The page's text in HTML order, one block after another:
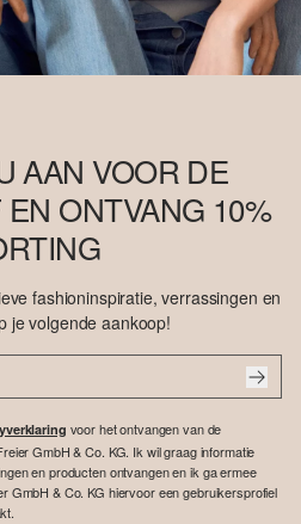
AAN VOOR DE
ONTVANG 10%
fashioninspiratie, verrassingen en
je volgende aankoop!
voor het ontvangen van de
GmbH & Co. KG. Ik wil graag informatie
en producten ontvangen en ik ga ermee
GmbH & Co. KG hiervoor een gebruikersprofiel